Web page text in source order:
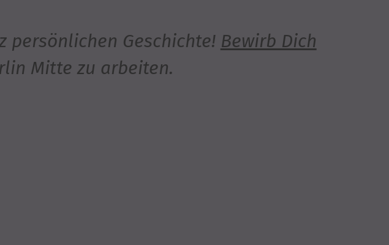
persönlichen Geschichte! Bewirb Dich
Mitte zu arbeiten.